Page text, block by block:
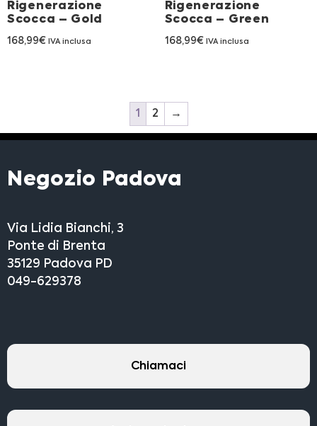
Rigenerazione
Scocca – Gold
168,99€ IVA inclusa
Rigenerazione
Scocca – Green
168,99€ IVA inclusa
1 2 →
Negozio Padova
Via Lidia Bianchi, 3
Ponte di Brenta
35129 Padova PD
049-629378
Chiamaci